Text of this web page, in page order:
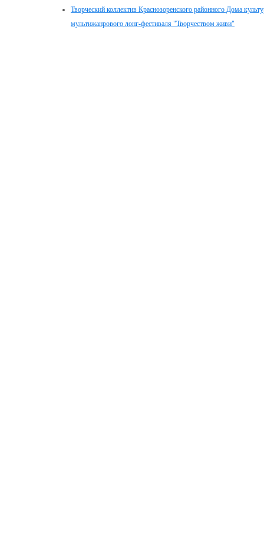
Творческий коллектив Краснозоренского районного Дома
мультижанрового лонг-фестиваля "Творчеством живи"